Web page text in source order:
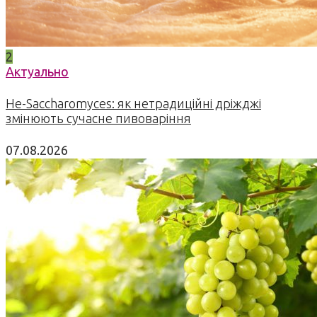
2
Актуально
Не-Saccharomyces: як нетрадиційні дріжджі
змінюють сучасне пивоваріння
07.08.2026